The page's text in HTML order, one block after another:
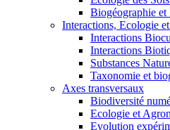
Biogéographie et
Interactions, Ecologie
Interactions
Interactions
Substances
Taxonomie et
Axes transversaux
Biodiversité
Ecologie et
Evolution